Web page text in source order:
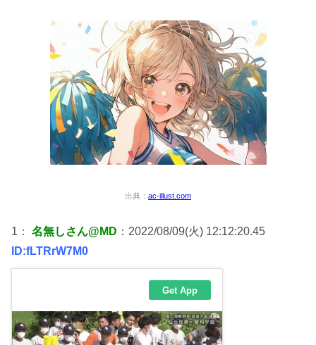
出典： ac-illust.com
1： 名無しさん@MD ：2022/08/09(火) 12:12:20.45
ID:fLTRrW7M0